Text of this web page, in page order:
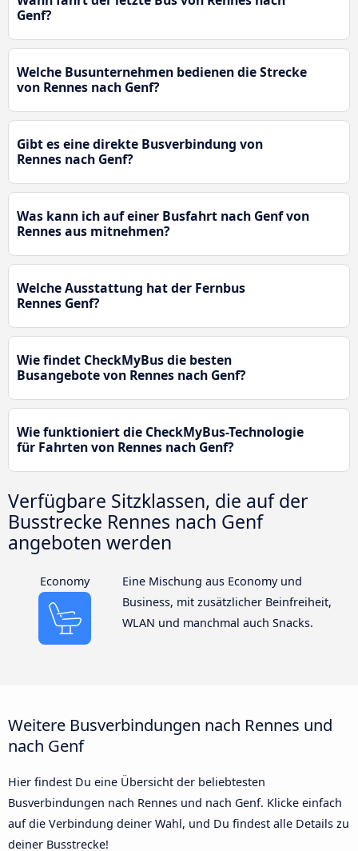
Genf?
Welche Busunternehmen bedienen die Strecke
von Rennes nach Genf?
Gibt es eine direkte Busverbindung von
Rennes nach Genf?
Was kann ich auf einer Busfahrt nach Genf von
Rennes aus mitnehmen?
Welche Ausstattung hat der Fernbus
Rennes Genf?
Wie findet CheckMyBus die besten
Busangebote von Rennes nach Genf?
Wie funktioniert die CheckMyBus-Technologie
für Fahrten von Rennes nach Genf?
Verfügbare Sitzklassen, die auf der
Busstrecke Rennes nach Genf
angeboten werden
Economy
Eine Mischung aus Economy und
Business, mit zusätzlicher Beinfreiheit,
WLAN und manchmal auch Snacks.
Weitere Busverbindungen nach Rennes und
nach Genf
Hier findest Du eine Übersicht der beliebtesten
Busverbindungen nach Rennes und nach Genf. Klicke einfach
auf die Verbindung deiner Wahl, und Du findest alle Details zu
deiner Busstrecke!